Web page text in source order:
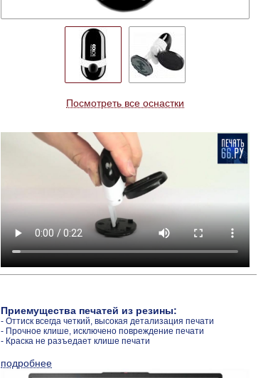
Посмотреть все оснастки
Приемущества печатей из резины:
- Оттиск всегда четкий, высокая детализация печати
- Прочное клише, исключено повреждение печати
- Краска не разъедает клише печати
подробнее